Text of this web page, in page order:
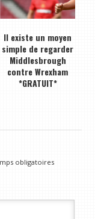
Il existe un moyen
simple de regarder
Middlesbrough
contre Wrexham
*GRATUIT*
obligatoires